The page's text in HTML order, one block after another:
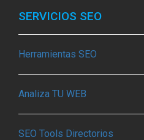
SERVICIOS SEO
Herramientas SEO
Analiza TU WEB
SEO Tools Directorios